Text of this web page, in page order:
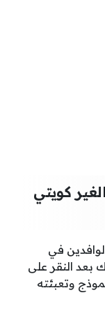
كويتي
في
بعد النقر على
وتعبئته